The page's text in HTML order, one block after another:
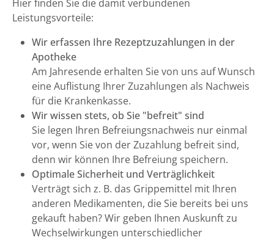
Hier finden Sie die damit verbundenen
Leistungsvorteile:
Wir erfassen Ihre Rezeptzuzahlungen in der
Apotheke
Am Jahresende erhalten Sie von uns auf Wunsch
eine Auflistung Ihrer Zuzahlungen als Nachweis
für die Krankenkasse.
Wir wissen stets, ob Sie "befreit" sind
Sie legen Ihren Befreiungsnachweis nur einmal
vor, wenn Sie von der Zuzahlung befreit sind,
denn wir können Ihre Befreiung speichern.
Optimale Sicherheit und Verträglichkeit
Verträgt sich z. B. das Grippemittel mit Ihren
anderen Medikamenten, die Sie bereits bei uns
gekauft haben? Wir geben Ihnen Auskunft zu
Wechselwirkungen unterschiedlicher